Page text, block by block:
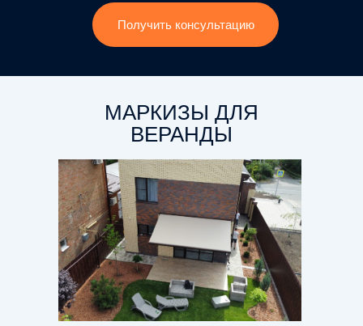
Получить консультацию
МАРКИЗЫ ДЛЯ
ВЕРАНДЫ